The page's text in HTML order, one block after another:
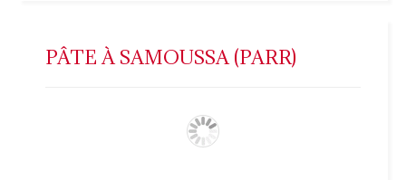
PÂTE À SAMOUSSA (PARR)